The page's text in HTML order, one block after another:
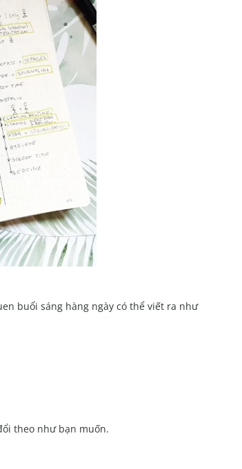
buổi sáng hàng ngày có thể viết ra như
theo như bạn muốn.